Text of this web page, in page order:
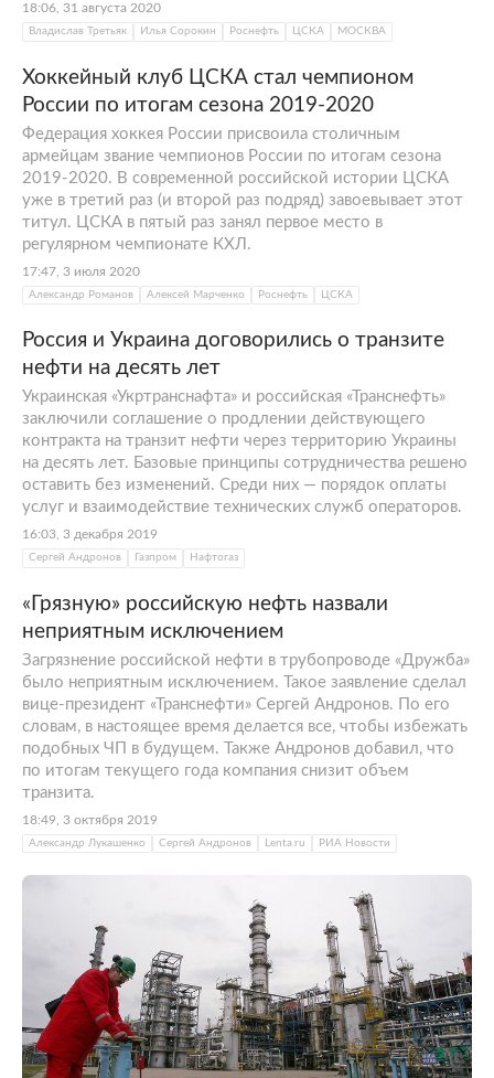
18:06, 31 августа 2020
Владислав Третьяк Илья Сорокин Роснефть ЦСКА МОСКВА
Хоккейный клуб ЦСКА стал чемпионом
России по итогам сезона 2019-2020
Федерация хоккея России присвоила столичным
армейцам звание чемпионов России по итогам сезона
2019-2020. В современной российской истории ЦСКА
уже в третий раз (и второй раз подряд) завоевывает этот
титул. ЦСКА в пятый раз занял первое место в
регулярном чемпионате КХЛ.
17:47, 3 июля 2020
Александр Романов Алексей Марченко Роснефть ЦСКА
Россия и Украина договорились о транзите
нефти на десять лет
Украинская «Укртранснафта» и российская «Транснефть»
заключили соглашение о продлении действующего
контракта на транзит нефти через территорию Украины
на десять лет. Базовые принципы сотрудничества решено
оставить без изменений. Среди них — порядок оплаты
услуг и взаимодействие технических служб операторов.
16:03, 3 декабря 2019
Сергей Андронов Газпром Нафтогаз
«Грязную» российскую нефть назвали
неприятным исключением
Загрязнение российской нефти в трубопроводе «Дружба»
было неприятным исключением. Такое заявление сделал
вице-президент «Транснефти» Сергей Андронов. По его
словам, в настоящее время делается все, чтобы избежать
подобных ЧП в будущем. Также Андронов добавил, что
по итогам текущего года компания снизит объем
транзита.
18:49, 3 октября 2019
Александр Лукашенко Сергей Андронов Lenta.ru РИА Новости